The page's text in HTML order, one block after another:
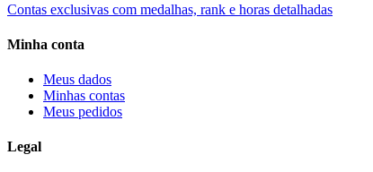
Contas exclusivas com medalhas, rank e horas detalhadas
Minha conta
Meus dados
Minhas contas
Meus pedidos
Legal